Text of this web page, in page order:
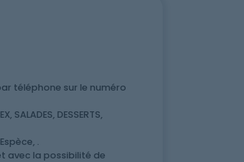
téléphone sur le numéro
SALADES, DESSERTS,
.
avec la possibilité de